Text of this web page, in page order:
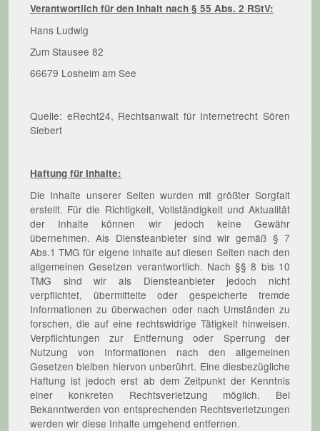
Verantwortlich für den Inhalt nach § 55 Abs. 2 RStV:
Hans Ludwig
Zum Stausee 82
66679 Losheim am See
Quelle: eRecht24, Rechtsanwalt für Internetrecht Sören
Siebert
Haftung für Inhalte:
Die Inhalte unserer Seiten wurden mit größter Sorgfalt
erstellt. Für die Richtigkeit, Vollständigkeit und Aktualität
der Inhalte können wir jedoch keine Gewähr
übernehmen. Als Diensteanbieter sind wir gemäß § 7
Abs.1 TMG für eigene Inhalte auf diesen Seiten nach den
allgemeinen Gesetzen verantwortlich. Nach §§ 8 bis 10
TMG sind wir als Diensteanbieter jedoch nicht
verpflichtet, übermittelte oder gespeicherte fremde
Informationen zu überwachen oder nach Umständen zu
forschen, die auf eine rechtswidrige Tätigkeit hinweisen.
Verpflichtungen zur Entfernung oder Sperrung der
Nutzung von Informationen nach den allgemeinen
Gesetzen bleiben hiervon unberührt. Eine diesbezügliche
Haftung ist jedoch erst ab dem Zeitpunkt der Kenntnis
einer konkreten Rechtsverletzung möglich. Bei
Bekanntwerden von entsprechenden Rechtsverletzungen
werden wir diese Inhalte umgehend entfernen.